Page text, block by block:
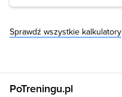
Sprawdź wszystkie kalkulatory
PoTreningu.pl